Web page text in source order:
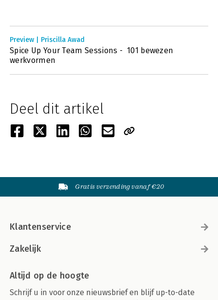
Preview | Priscilla Awad
Spice Up Your Team Sessions - 101 bewezen
werkvormen
Deel dit artikel
Gratis verzending vanaf €20
Klantenservice
Zakelijk
Altijd op de hoogte
Schrijf u in voor onze nieuwsbrief en blijf up-to-date